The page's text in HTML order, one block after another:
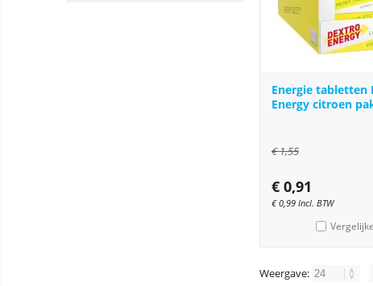
Energie tabletten
Energy citroen
€1,55
€ 0,91
€0,99 Incl. BTW
Weergave: